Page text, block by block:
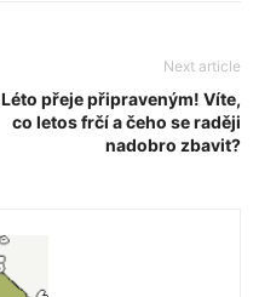
Next article
Léto přeje připraveným! Víte,
co letos frčí a čeho se raději
nadobro zbavit?